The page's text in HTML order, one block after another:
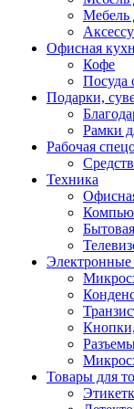
Мебель
Офисная
Кофе
Посуда
Подарки,
Рамки
Рабочая
Техника
Товары для